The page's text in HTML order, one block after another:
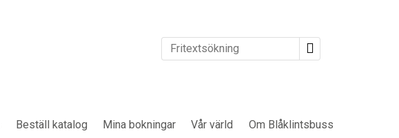
Beställ katalog Mina bokningar Vår värld Om Blåklintsbuss